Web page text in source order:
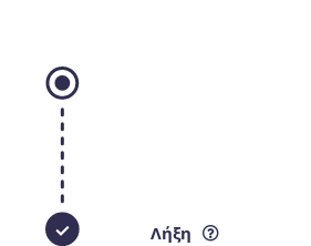
Λήξη